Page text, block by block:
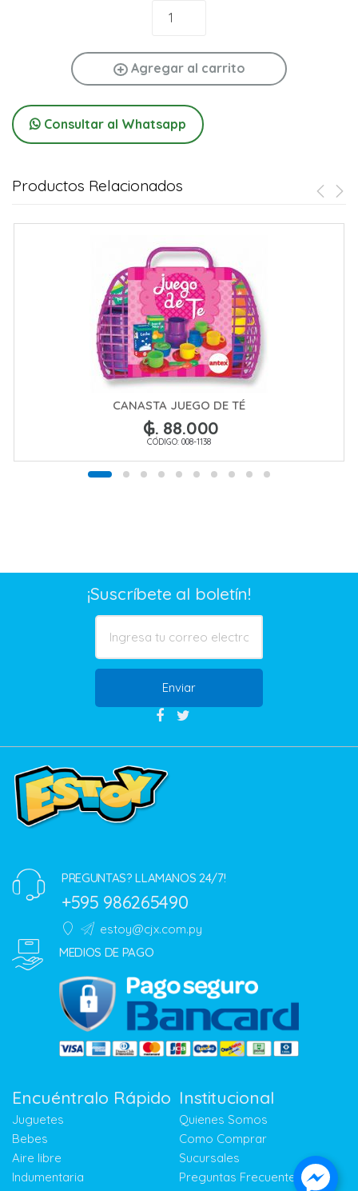
Agregar al carrito
Consultar al Whatsapp
Productos Relacionados
CANASTA JUEGO DE TÉ
₲. 88.000
CÓDIGO: 008-1138
¡Suscríbete al boletín!
Enviar
PREGUNTAS? LLAMANOS 24/7!
+595 986265490
estoy@cjx.com.py
MEDIOS DE PAGO
Encuéntralo Rápido
Juguetes
Bebes
Aire libre
Indumentaria
Institucional
Quienes Somos
Como Comprar
Sucursales
Preguntas Frecuentes